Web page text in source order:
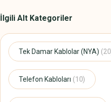
sağlıklı bir şekilde aktarmanızı
Elektrik Kablo
kablosundan tutun, elektrik
İlgili Alt Kategoriler
Tek Damar Kablolar (NYA)
Telefon Kabloları (10)